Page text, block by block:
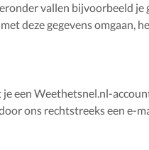
vallen bijvoorbeeld je
deze gegevens omgaan,
een Weethetsnel.nl-
ons rechtstreeks een e-